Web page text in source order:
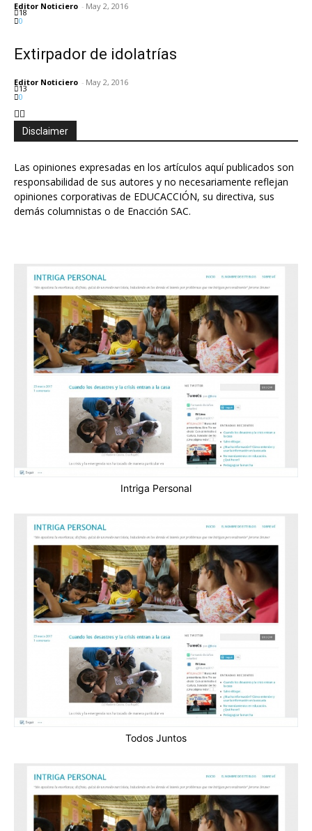
Editor Noticiero - May 2, 2016
18
0
Extirpador de idolatrías
Editor Noticiero - May 2, 2016
13
0
Disclaimer
Las opiniones expresadas en los artículos aquí publicados son
responsabilidad de sus autores y no necesariamente reflejan
opiniones corporativas de EDUCACCIÓN, su directiva, sus
demás columnistas o de Enacción SAC.
Intriga Personal
Todos Juntos